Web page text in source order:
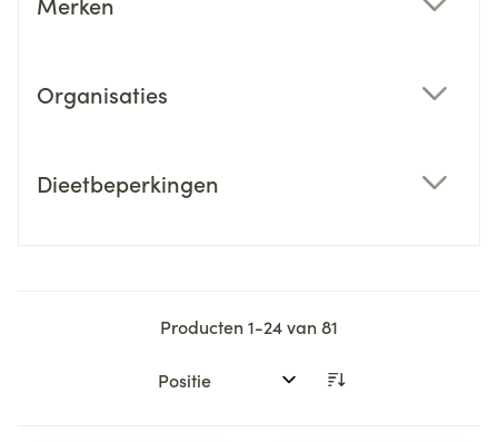
Organisaties
Dieetbeperkingen
Producten1-24van81
Sorteer op: